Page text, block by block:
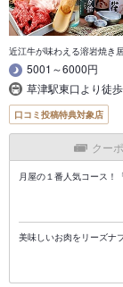
近江牛が味わえる溶岩焼き
5001～6000円
草津駅東口より徒
口コミ投稿特典対象店
クー
月屋の１番人気コース！
美味しいお肉をリーズナ